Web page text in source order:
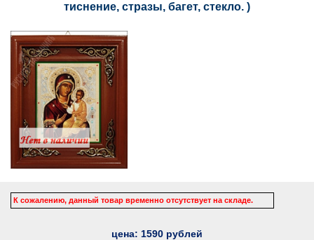
тиснение, стразы, багет, стекло. )
К сожалению, данный товар временно отсутствует на складе.
цена: 1590 рублей